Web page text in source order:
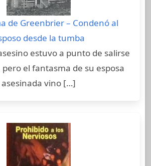
de Greenbrier – Condenó al
desde la tumba
estuvo a punto de salirse
pero el fantasma de su esposa
asesinada vino […]